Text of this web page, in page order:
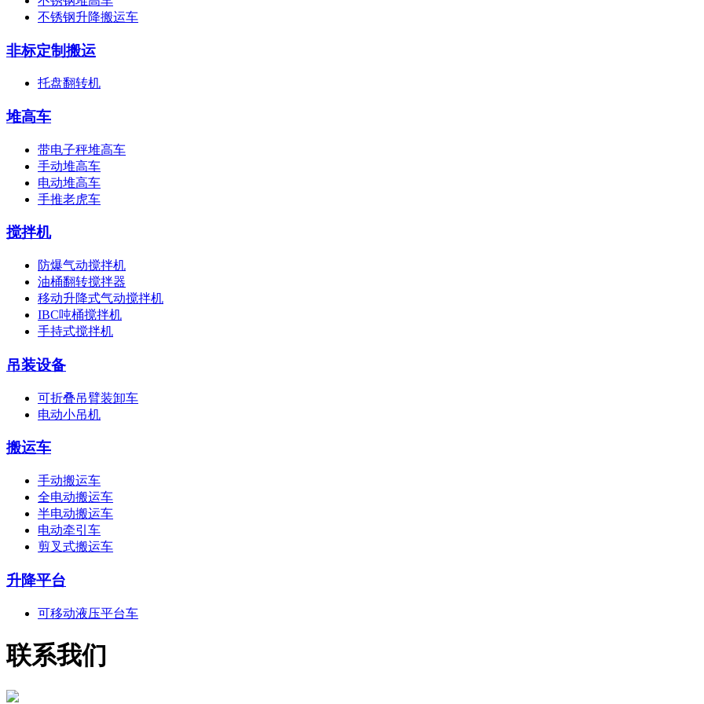
不锈钢升降搬运车
非标定制搬运
托盘翻转机
堆高车
带电子秤堆高车
手动堆高车
电动堆高车
手推老虎车
搅拌机
防爆气动搅拌机
油桶翻转搅拌器
移动升降式气动搅拌机
IBC吨桶搅拌机
手持式搅拌机
吊装设备
可折叠吊臂装卸车
电动小吊机
搬运车
手动搬运车
全电动搬运车
半电动搬运车
电动牵引车
剪叉式搬运车
升降平台
可移动液压平台车
联系我们